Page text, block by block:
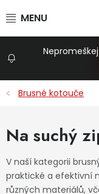
Stavba a dům
Brusné kotouče
Na suchý
V naší kategorii
praktické a efektivní
různých materiálů,